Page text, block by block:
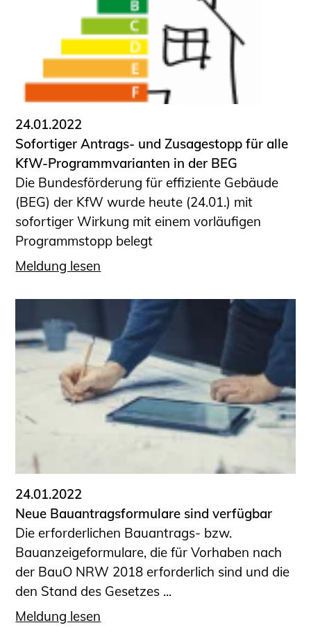
24.01.2022
Sofortiger Antrags- und Zusagestopp für alle
KfW-Programmvarianten in der BEG
Die Bundesförderung für effiziente Gebäude
(BEG) der KfW wurde heute (24.01.) mit
sofortiger Wirkung mit einem vorläufigen
Programmstopp belegt
Meldung lesen
24.01.2022
Neue Bauantragsformulare sind verfügbar
Die erforderlichen Bauantrags- bzw.
Bauanzeigeformulare, die für Vorhaben nach
der BauO NRW 2018 erforderlich sind und die
den Stand des Gesetzes ...
Meldung lesen